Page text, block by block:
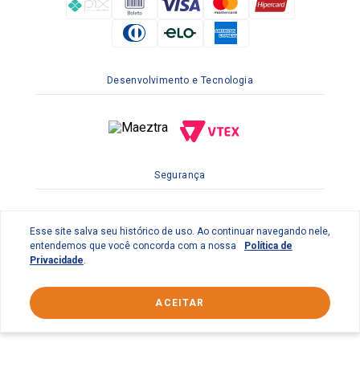
Desenvolvimento e Tecnologia
Segurança
Esse site salva seu histórico de uso. Ao continuar navegando nele,
entendemos que você concorda com a nossa
Política de
Privacidade.
ACEITAR